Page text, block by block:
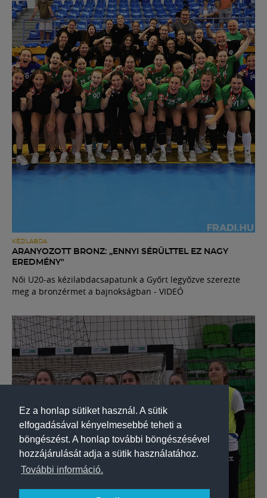
Ez a honlap sütiket használ. A sütik
elfogadásával kényelmesebbé teheti a
böngészést. A honlap további böngészésével
hozzájárulását adja a sütik használatához.
További információ.
KÉZILABDA
ARANYOZOTT BRONZ: „ENNYI SÉRÜLTTEL EZ NAGY
EREDMÉNY"
Női U20-as kézilabdacsapatunk a Győrt legyőzve szerezte
meg a bronzérmet a bajnokságban - VIDEÓ